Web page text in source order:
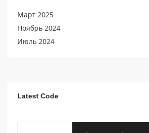
Март 2025
Ноябрь 2024
Июль 2024
Latest Code